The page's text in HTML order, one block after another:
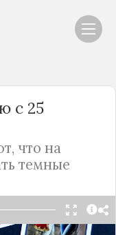
с 25
что на
темные